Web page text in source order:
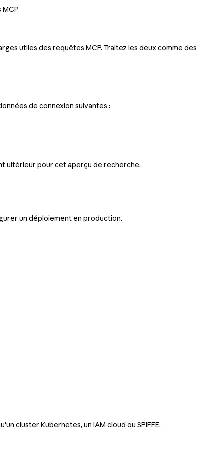
MCP
utiles des requêtes MCP. Traitez les deux comme des
de connexion suivantes :
ultérieur pour cet aperçu de recherche.
un déploiement en production.
cluster Kubernetes, un IAM cloud ou SPIFFE.